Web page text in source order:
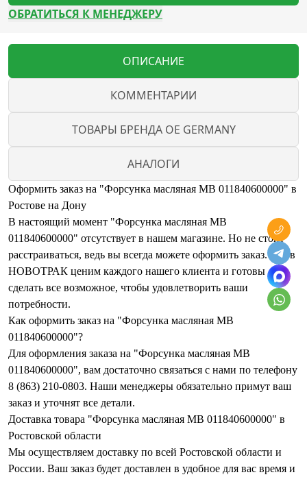
ОБРАТИТЬСЯ К МЕНЕДЖЕРУ
ОПИСАНИЕ
КОММЕНТАРИИ
ТОВАРЫ БРЕНДА OE GERMANY
АНАЛОГИ
Оформить заказ на "Форсунка масляная MB 011840600000" в
Ростове на Дону
В настоящий момент "Форсунка масляная MB
011840600000" отсутствует в нашем магазине. Но не стоит
расстраиваться, ведь вы всегда можете оформить заказ. Мы в
НОВОТРАК ценим каждого нашего клиента и готовы
сделать все возможное, чтобы удовлетворить ваши
потребности.
Как оформить заказ на "Форсунка масляная MB
011840600000"?
Для оформления заказа на "Форсунка масляная MB
011840600000", вам достаточно связаться с нами по телефону
8 (863) 210-0803. Наши менеджеры обязательно примут ваш
заказ и уточнят все детали.
Доставка товара "Форсунка масляная MB 011840600000" в
Ростовской области
Мы осуществляем доставку по всей Ростовской области и
России. Ваш заказ будет доставлен в удобное для вас время и